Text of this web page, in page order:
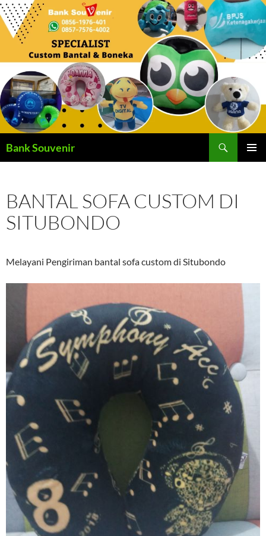
Langsung
ke
Bank Souvenir
BANTAL SOFA CUSTOM DI
SITUBONDO
Melayani Pengiriman bantal sofa custom di Situbondo